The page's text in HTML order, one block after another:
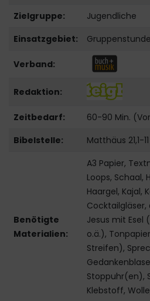
Zielgruppe:
Jugendliche
Einsatzgebiet:
Gruppenstunde
Verband:
Redaktion:
Zeitbedarf:
60-90 Min.
Bibelstelle:
Matthäus 21,1-11
Benötigte
Materialien:
A3 Papier,
Loops, Schaal,
Haargel, Kajal,
Cocktailgläser,
Jesus mit Esel
o.ä.),
Streifen),
Stoppuhr(en),
Klebstoff,